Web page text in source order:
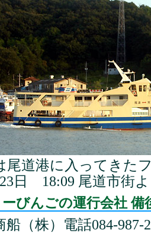
尾道港に入ってきた
日 18:09 尾道市街
びんごの運行会社 備
船（株）電話084-